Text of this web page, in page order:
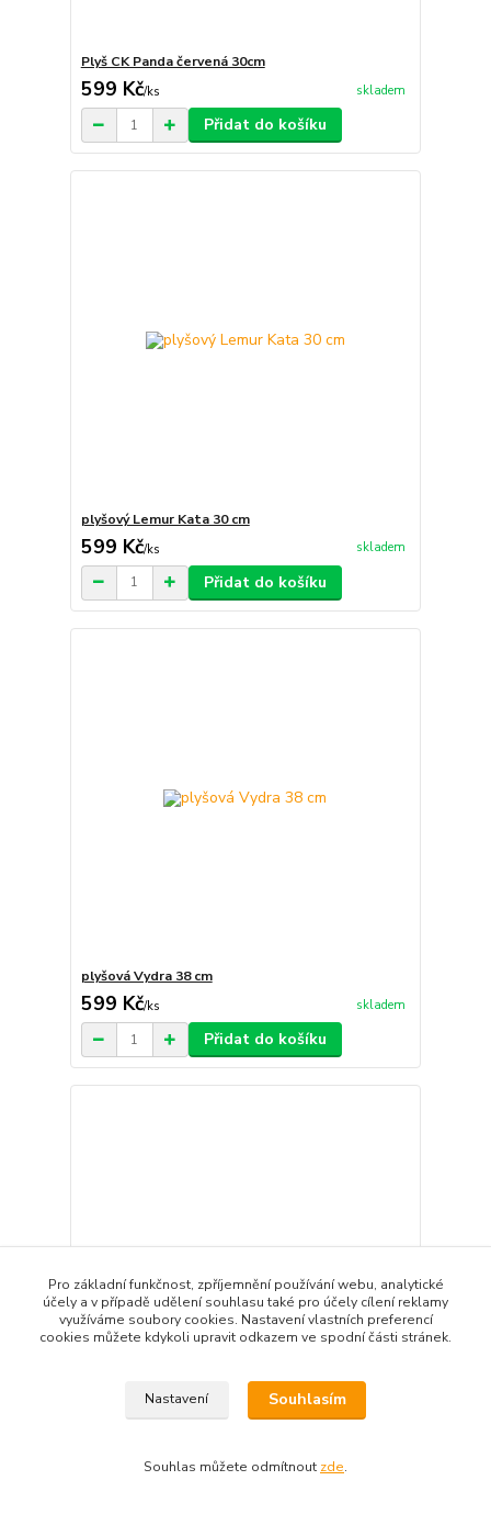
Plyš CK Panda červená 30cm
599 Kč/ks skladem
Přidat do košíku
plyšový Lemur Kata 30 cm
599 Kč/ks skladem
Přidat do košíku
plyšová Vydra 38 cm
599 Kč/ks skladem
Přidat do košíku
/ks
Pro základní funkčnost, zpříjemnění používání webu, analytické
účely a v případě udělení souhlasu také pro účely cílení reklamy
využíváme soubory cookies. Nastavení vlastních preferencí
cookies můžete kdykoli upravit odkazem ve spodní části stránek.
Nastavení Souhlasím
Souhlas můžete odmítnout zde.